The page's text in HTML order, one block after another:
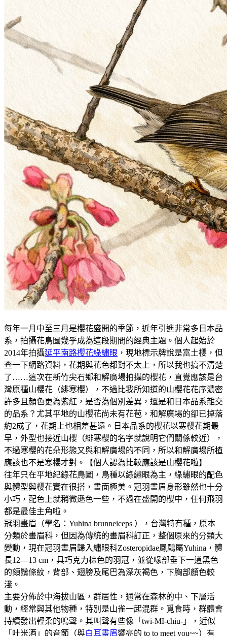
每年一月中至三月是櫻花盛開的季節，近年引進非常多日本品
系，拍攝花鳥圖幾乎成為這段期間的經典主題。個人起始於
2014年拍攝延平南路櫻花綠繡眼 ，現地標示牌說是富土櫻，但
查一下網路資料，花期與花色都對不太上，所以我也搞不清楚
了……這次在新竹尖石鄉和解廣場拍攝的櫻花，直覺應該是台
灣原種山櫻花（緋寒櫻），不過比我所知道的山櫻花花序濃密
許多且顏色更為紫紅，是否為個別差異，還是和日本品系雜交
的品系？尤其平地的山櫻花尚未有花苞，和解廣場的卻已掉落
約2成了，花期上也相差甚遠。日本品系的櫻花以寒櫻花期最
早，外型也接近山櫻（緋寒櫻的名字就說明它們關係較近），
不過寒櫻的花朵形態又與和解廣場的不同，所以和解廣場所植
應該也不是寒櫻才對。【個人認為比較應該是山櫻花啦】
往年只在平地紀錄花鳥圖，鳥種以綠繡眼為主，綠繡眼的配色
與體型與櫻花實在很搭，畫面極美。冠羽畫眉身形雖然也十分
小巧，配色上就稍微遜色一些，不過在盛開的櫻中，任何飛羽
都是最佳主角啦。
冠羽畫眉（學名：Yuhina brunneiceps ），台灣特有種，原本
分類於畫眉科，但因為傳統的畫眉科訂正，整個原來的分類大
變動，現在冠羽畫眉歸入繡眼科Zosteropidae鳳鶥屬Yuhina，體
長12—13 cm，具巧克力棕色的羽冠，並從喙部垂下一道黑色
的頦鬚條紋，背部、翅膀及尾巴為深灰褐色，下胸部顏色較
淺。
主要分佈於中海拔山區，群居性，通常在森林的中、下層活
動，經常與其他物種，特別是山雀一起混群。覓食時，群體會
持續發出輕柔的鳴聲。其叫聲有些像「twi-MI-chiu-」，近似
「吐米酒」的音節（與白耳畫眉響亮的 to to meet you~~）有